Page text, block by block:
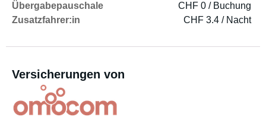
Übergabepauschale
CHF 0 / Buchung
Zusatzfahrer:in
CHF 3.4 / Nacht
Versicherungen von